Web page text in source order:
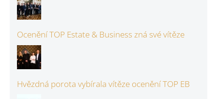
Ocenění TOP Estate & Business zná své vítěze
Hvězdná porota vybírala vítěze ocenění TOP EB